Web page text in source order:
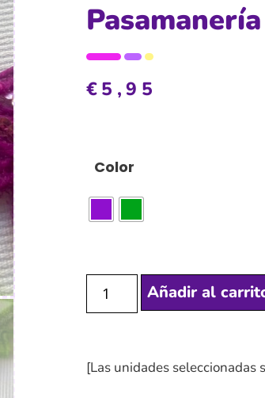
€5,95
Color
Añadir al
[Las unidades seleccionadas